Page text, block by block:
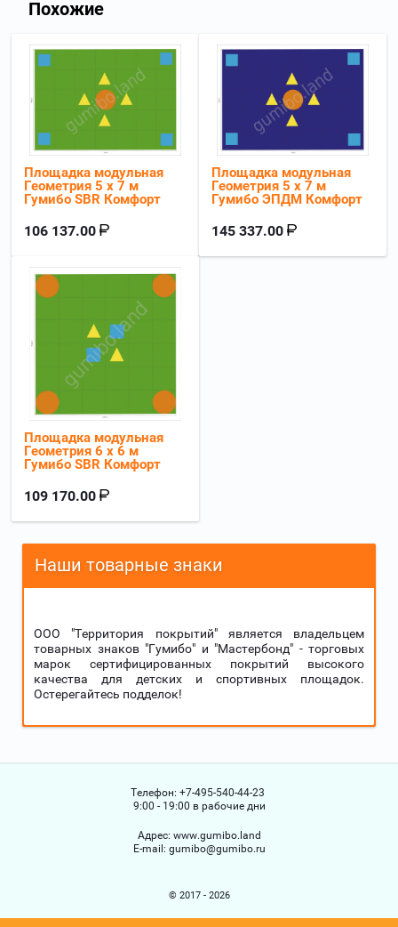
Похожие
Площадка модульная
Геометрия 5 х 7 м
Гумибо SBR Комфорт
106 137.00
Площадка модульная
Геометрия 5 х 7 м
Гумибо ЭПДМ Комфорт
145 337.00
Площадка модульная
Геометрия 6 х 6 м
Гумибо SBR Комфорт
109 170.00
Наши товарные знаки
ООО "Территория покрытий" является владельцем
товарных знаков "Гумибо" и "Мастербонд" - торговых
марок сертифицированных покрытий высокого
качества для детских и спортивных площадок.
Остерегайтесь подделок!
Телефон: +7-495-540-44-23
9:00 - 19:00 в рабочие дни
Адрес: www.gumibo.land
Е-mail: gumibo@gumibo.ru
© 2017 - 2026